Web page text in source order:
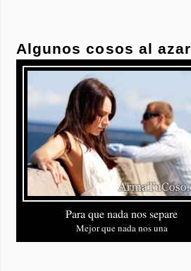
Algunos cosos al azar